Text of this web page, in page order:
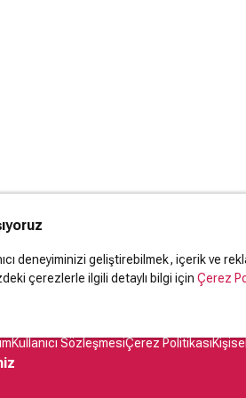
deneyiminizi geliştirebilmek, içerik ve
çerezlerle ilgili detaylı bilgi için Çerez
Kullanıcı SözleşmesiÇerez Politikası